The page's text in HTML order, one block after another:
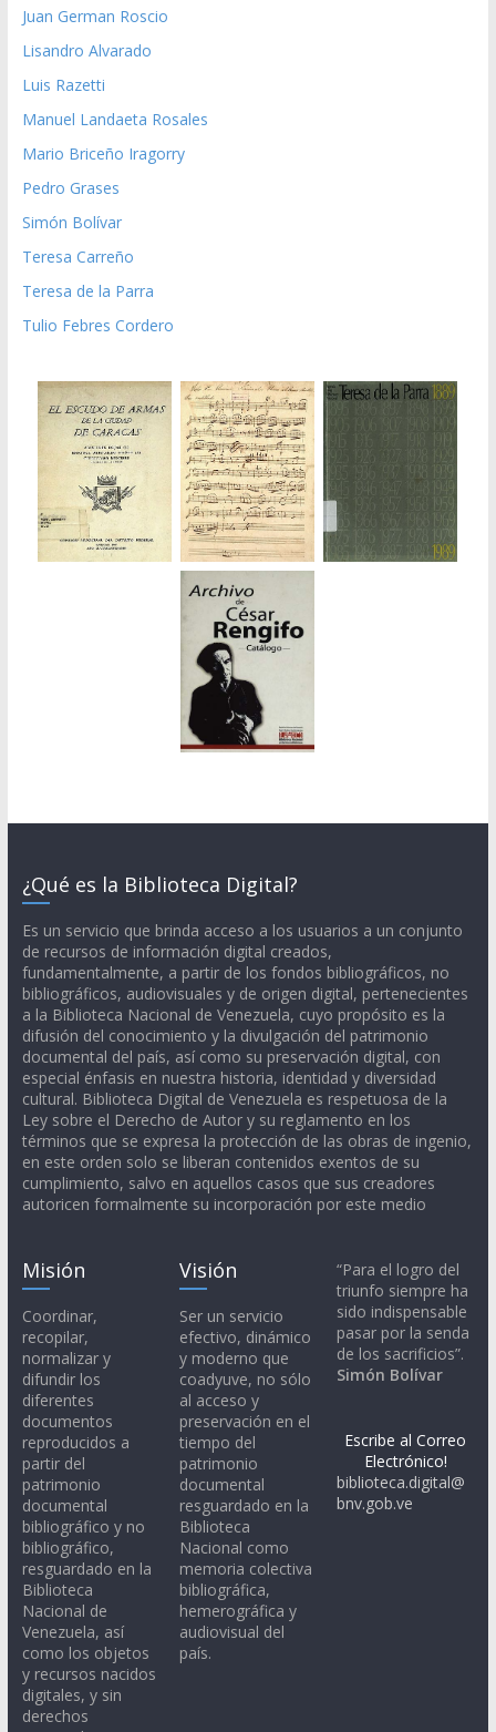
Juan German Roscio
Lisandro Alvarado
Luis Razetti
Manuel Landaeta Rosales
Mario Briceño Iragorry
Pedro Grases
Simón Bolívar
Teresa Carreño
Teresa de la Parra
Tulio Febres Cordero
¿Qué es la Biblioteca Digital?
Es un servicio que brinda acceso a los usuarios a un conjunto
de recursos de información digital creados,
fundamentalmente, a partir de los fondos bibliográficos, no
bibliográficos, audiovisuales y de origen digital, pertenecientes
a la Biblioteca Nacional de Venezuela, cuyo propósito es la
difusión del conocimiento y la divulgación del patrimonio
documental del país, así como su preservación digital, con
especial énfasis en nuestra historia, identidad y diversidad
cultural. Biblioteca Digital de Venezuela es respetuosa de la
Ley sobre el Derecho de Autor y su reglamento en los
términos que se expresa la protección de las obras de ingenio,
en este orden solo se liberan contenidos exentos de su
cumplimiento, salvo en aquellos casos que sus creadores
autoricen formalmente su incorporación por este medio
Misión
Coordinar,
recopilar,
normalizar y
difundir los
diferentes
documentos
reproducidos a
partir del
patrimonio
documental
bibliográfico y no
bibliográfico,
resguardado en la
Biblioteca
Nacional de
Venezuela, así
como los objetos
y recursos nacidos
digitales, y sin
derechos
Visión
Ser un servicio
efectivo, dinámico
y moderno que
coadyuve, no sólo
al acceso y
preservación en el
tiempo del
patrimonio
documental
resguardado en la
Biblioteca
Nacional como
memoria colectiva
bibliográfica,
hemerográfica y
audiovisual del
país.
“Para el logro del
triunfo siempre ha
sido indispensable
pasar por la senda
de los sacrificios”.
Simón Bolívar
Escribe al Correo
Electrónico!
biblioteca.digital@
bnv.gob.ve